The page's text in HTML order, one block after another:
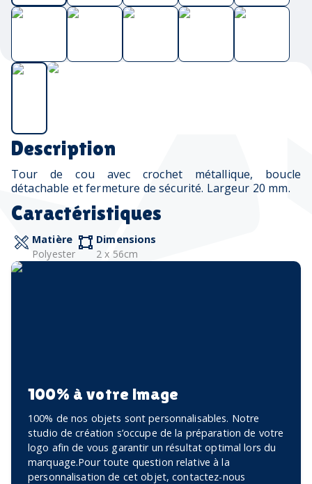
Description
Tour de cou avec crochet métallique, boucle
détachable et fermeture de sécurité. Largeur 20 mm.
Caractéristiques
Matière
Polyester
Dimensions
2 x 56cm
100% à votre image
100% de nos objets sont personnalisables. Notre
studio de création s’occupe de la préparation de votre
logo afin de vous garantir un résultat optimal lors du
marquage.Pour toute question relative à la
personnalisation de cet objet, contactez-nous